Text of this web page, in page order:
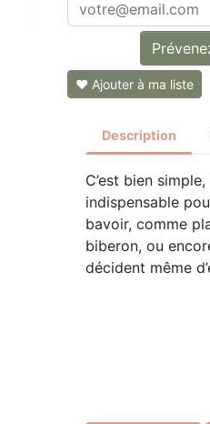
❤ Ajouter à ma liste
Description
C’est bien
indispensable
bavoir, comme
biberon, ou
décident même